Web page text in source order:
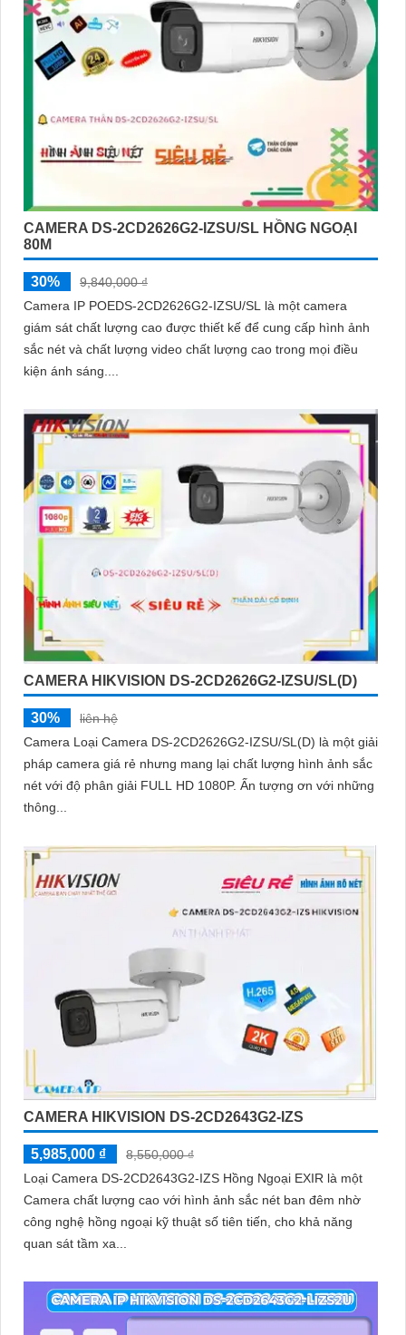
CAMERA DS-2CD2626G2-IZSU/SL HỒNG NGOẠI
80M
30%
9,840,000 ₫
Camera IP POEDS-2CD2626G2-IZSU/SL là một camera
giám sát chất lượng cao được thiết kế để cung cấp hình ảnh
sắc nét và chất lượng video chất lượng cao trong mọi điều
kiện ánh sáng....
CAMERA HIKVISION DS-2CD2626G2-IZSU/SL(D)
30%
liên hệ
Camera Loại Camera DS-2CD2626G2-IZSU/SL(D) là một giải
pháp camera giá rẻ nhưng mang lại chất lượng hình ảnh sắc
nét với độ phân giải FULL HD 1080P. Ấn tượng ơn với những
thông...
CAMERA HIKVISION DS-2CD2643G2-IZS
5,985,000 ₫
8,550,000 ₫
Loại Camera DS-2CD2643G2-IZS Hồng Ngoại EXIR là một
Camera chất lượng cao với hình ảnh sắc nét ban đêm nhờ
công nghệ hồng ngoại kỹ thuật số tiên tiến, cho khả năng
quan sát tầm xa...